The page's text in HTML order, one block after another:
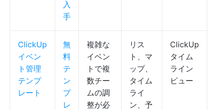
入
手
ClickUp
イベン
ト管理
テンプ
レート
無
料
テ
ン
プ
レ
複雑な
イベン
トで複
数チー
ムの調
整が必
リス
ト、マ
ップ、
タイム
ライ
ン、予
ClickUp
タイム
ライン
ビュー